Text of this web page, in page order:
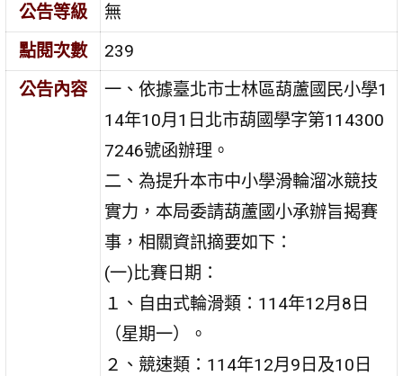
公告等級
無
點閱次數
239
公告內容
一、依據臺北市士林區葫蘆國民小學1
14年10月1日北市葫國學字第114300
7246號函辦理。
二、為提升本市中小學滑輪溜冰競技
實力，本局委請葫蘆國小承辦旨揭賽
事，相關資訊摘要如下：
(一)比賽日期：
１、自由式輪滑類：114年12月8日
（星期一）。
２、競速類：114年12月9日及10日